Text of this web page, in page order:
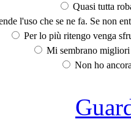
Quasi tutta
l'uso che se ne fa. Se non
Per lo più ritengo venga
Mi sembrano
Non ho